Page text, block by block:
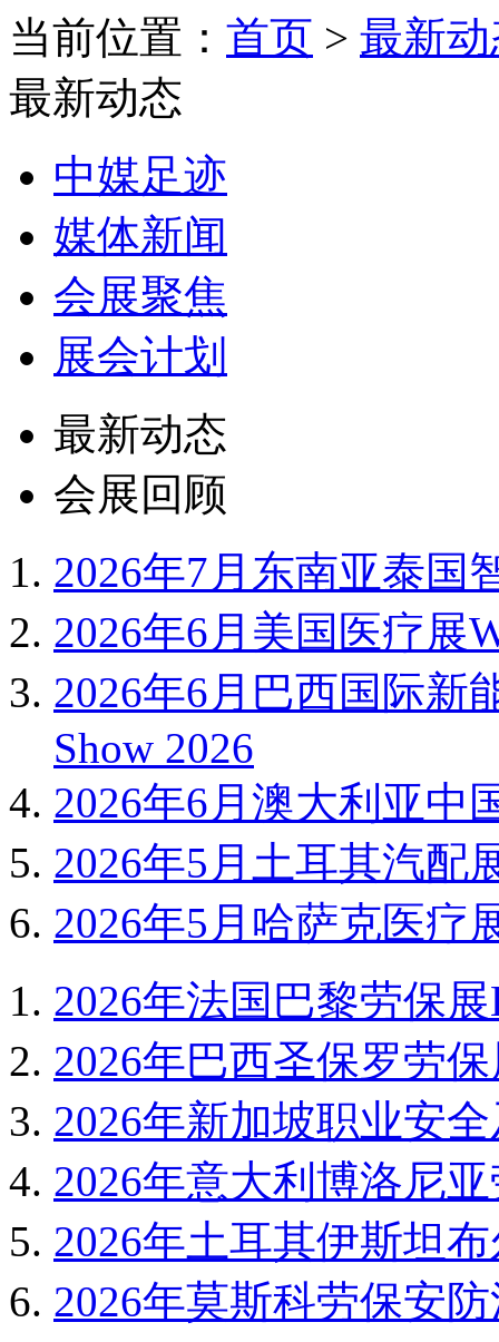
当前位置： 首页 > 最新
最新动态
中媒足迹
媒体新闻
会展聚焦
展会计划
最新动态
会展回顾
2026年7月东南亚泰国
2026年6月美国医疗展
2026年6月巴西国际新
Show 2026
2026年6月澳大利亚中
2026年5月土耳其汽配
2026年5月哈萨克医疗
2026年法国巴黎劳保
2026年巴西圣保罗劳保
2026年新加坡职业安
2026年意大利博洛尼
2026年土耳其伊斯坦
2026年莫斯科劳保安